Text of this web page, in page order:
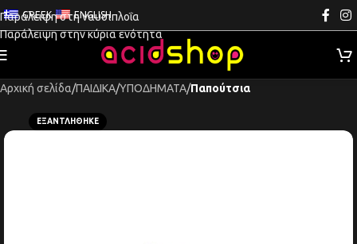
Παράλειψη στη ναυσιπλοΐα
Παράλειψη στην κύρια ενότητα
GREEK ENGLISH
Αρχική σελίδα ΠΑΙΔΙΚΑ ΥΠΟΔΗΜΑΤΑ Παπούτσια
ΕΞΑΝΤΛΉΘΗΚΕ